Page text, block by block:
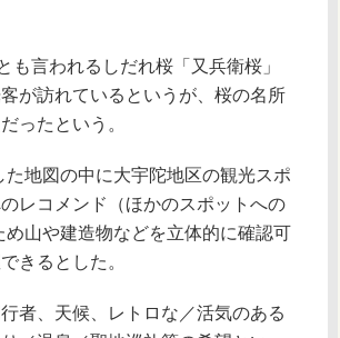
言われるしだれ桜「又兵衛桜」
が訪れているというが、桜の名所
ったという。
地図の中に大宇陀地区の観光スポ
レコメンド（ほかのスポットへの
山や建造物などを立体的に確認可
きるとした。
者、天候、レトロな／活気のある